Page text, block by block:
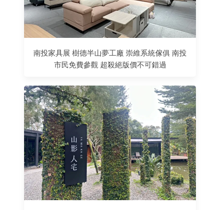
南投家具展 樹德半山夢工廠 崇維系統傢俱 南投
市民免費參觀 超殺絕版價不可錯過